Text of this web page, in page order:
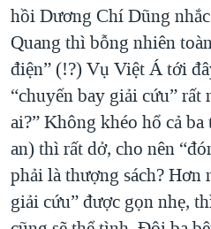
hồi Dương Chí Dũng
Quang thì bỗng nhiên
điện” (!?) Vụ Việt Á tới
“chuyến bay giải cứu” rất
ai?” Không khéo hổ cả
an) thì rất dở, cho nên
phải là thượng sách? Hơn
giải cứu” được gọn nhẹ,